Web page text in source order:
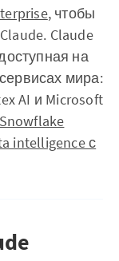
, чтобы
Claude
на
мира:
AI и Microsoft
Snowflake
intelligence с